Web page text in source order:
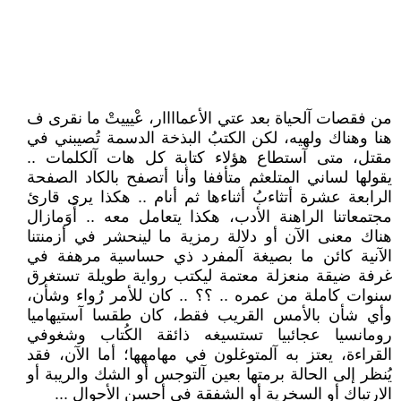
من فقصات آلحياة بعد عتي الأعماااار، عْيييتْ ما نقرى ف
هنا وهناك ولهيه، لكن الكتبُ البذخة الدسمة تُصيبني في
مقتل، متى آستطاع هؤلاء كتابة كل هات آلكلمات ..
يقولها لساني المتلعثم متأففا وأنا أتصفح بالكاد الصفحة
الرابعة عشرة أتثاءبُ أثناءها ثم أنام .. هكذا يرى قارئ
مجتمعاتنا الراهنة الأدب، هكذا يتعامل معه .. أَوَمازال
هناك معنى الآن أو دلالة رمزية ما لينحشر في أزمنتنا
الآنية كائن ما بصيغة آلمفرد ذي حساسية مرهفة في
غرفة ضيقة منعزلة معتمة ليكتب رواية طويلة تستغرق
سنوات كاملة من عمره .. ؟؟ .. كان للأمر رُواء وشأن،
وأي شأن بالأمس القريب فقط، كان طقسا آستيهاميا
رومانسيا عجائبيا تستسيغه ذائقة الكُتاب وشغوفي
القراءة، يعتز به آلمتوغلون في مهامهها؛ أما الآن، فقد
يُنظر إلى الحالة برمتها بعين آلتوجس أو الشك والريبة أو
الارتباك أو السخرية أو الشفقة في أحسن الأحوال ...